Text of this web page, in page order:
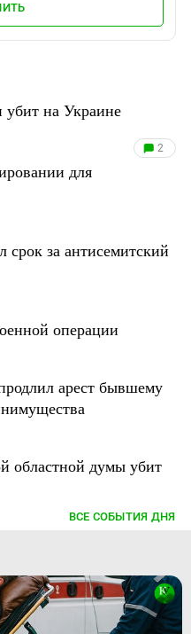
убит на Украине
2
для
за антисемитский
операции
арест бывшему
областной думы убит
ВСЕ СОБЫТИЯ ДНЯ